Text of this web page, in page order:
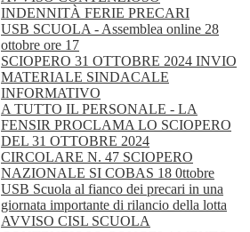
INDENNITÀ FERIE PRECARI
USB SCUOLA - Assemblea online 28
ottobre ore 17
SCIOPERO 31 OTTOBRE 2024 INVIO
MATERIALE SINDACALE
INFORMATIVO
A TUTTO IL PERSONALE - LA
FENSIR PROCLAMA LO SCIOPERO
DEL 31 OTTOBRE 2024
CIRCOLARE N. 47 SCIOPERO
NAZIONALE SI COBAS 18 0ttobre
USB Scuola al fianco dei precari in una
giornata importante di rilancio della lotta
AVVISO CISL SCUOLA